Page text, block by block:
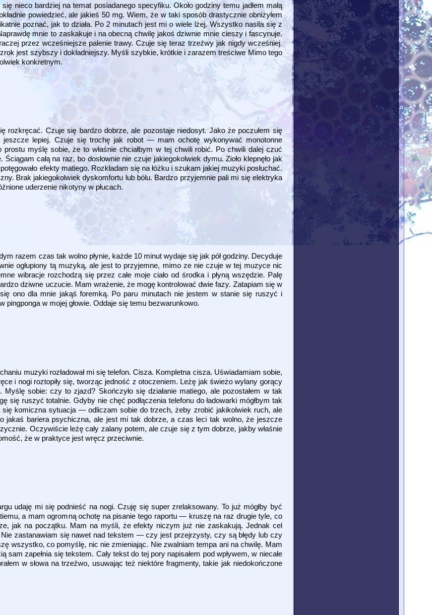
nieco bardziej na temat posiadanego specyfiku. Około godziny temu jadłem małą
powiedzieć, ale jakieś 50 mg. Wiem, że w taki sposób drastycznie obniżyłem
poznać, jak to działa. Po 2 minutach jest mi o wiele lżej. Wszystko nasila się z
mnie to zaskakuje i na obecną chwilę jakoś dziwnie mnie cieszy i fascynuje.
przez wcześniejsze palenie trawy. Czuje się teraz trzeźwy jak nigdy wcześniej.
jest szybszy i dokładniejszy. Myśli szybkie, krótkie i zarazem treściwe Mimo tego
konkretnym.
rozkręcać. Czuje się bardzo dobrze, ale pozostaje niedosyt. Jako że poczułem się
lepiej. Czuje się trochę jak robot — mam ochotę wykonywać monotonne
myślę sobie, że to właśnie chciałbym w tej chwili robić. Po chwili dalej czuć
całą na raz, bo dosłownie nie czuje jakiegokolwiek dymu. Zioło klepnęło jak
efekty matiego. Rozkładam się na łóżku i szukam jakiej muzyki posłuchać.
Brak jakiegokolwiek dyskomfortu lub bólu. Bardzo przyjemnie pali mi się elektryka
uderzenie nikotyny w płucach.
razem czas tak wolno płynie, każde 10 minut wydaje się jak pół godziny. Decyduje
ogłupiony tą muzyką, ale jest to przyjemne, mimo ze nie czuje w tej muzyce nic
wibracje rozchodzą się przez całe moje ciało od środka i płyną wszędzie. Palę
dziwne uczucie. Mam wrażenie, że mogę kontrolować dwie fazy. Zatapiam się w
ono dla mnie jakąś foremką. Po paru minutach nie jestem w stanie się ruszyć i
w mojej głowie. Oddaje się temu bezwarunkowo.
muzyki rozładował mi się telefon. Cisza. Kompletna cisza. Uświadamiam sobie,
i nogi roztopiły się, tworząc jedność z otoczeniem. Leżę jak świeżo wylany gorący
sobie: czy to zjazd? Skończyło się działanie matiego, ale pozostałem w tak
się ruszyć totalnie. Gdyby nie chęć podłączenia telefonu do ładowarki mógłbym tak
komiczna sytuacja — odliczam sobie do trzech, żeby zrobić jakikolwiek ruch, ale
jakaś bariera psychiczna, ale jest mi tak dobrze, a czas leci tak wolno, że jeszcze
Oczywiście leżę cały zalany potem, ale czuje się z tym dobrze, jakby właśnie
że w praktyce jest wręcz przeciwnie.
udaję mi się podnieść na nogi. Czuję się super zrelaksowany. To już mógłby być
a mam ogromną ochotę na pisanie tego raportu — kruszę na raz drugie tyle, co
jak na początku. Mam na myśli, że efekty niczym już nie zaskakują. Jednak cel
zastanawiam się nawet nad tekstem — czy jest przejrzysty, czy są błędy lub czy
wszystko, co pomyślę, nic nie zmieniając. Nie zwalniam tempa ani na chwilę. Mam
zapełnia się tekstem. Cały tekst do tej pory napisałem pod wpływem, w niecałe
w słowa na trzeźwo, usuwając też niektóre fragmenty, takie jak niedokończone